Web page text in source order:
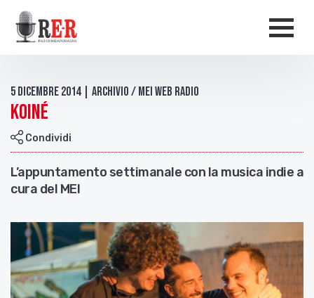
Salta al contenuto principale
5 Dicembre 2014 | Archivio / Mei Web Radio
Koiné
Condividi
L’appuntamento settimanale con la musica indie a
cura del MEI